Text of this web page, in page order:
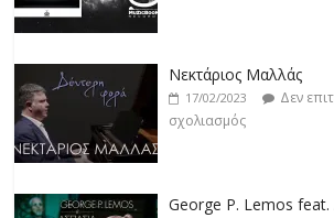
Νεκτάριος Μαλλάς
17/02/2023
Δεν
σχολιασμός
George P. Lemos feat.